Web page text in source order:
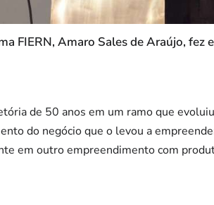
FIERN, Amaro Sales de Araújo,
de 50 anos em um ramo que
do negócio que o levou a
em outro empreendimento com